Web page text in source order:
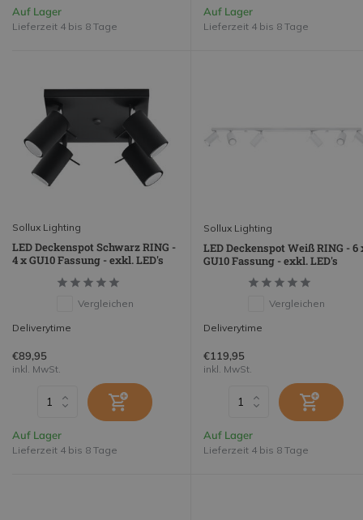
Auf Lager
Lieferzeit 4 bis 8 Tage
Auf Lager
Lieferzeit 4 bis 8 Tage
Sollux Lighting
LED Deckenspot Schwarz RING -
4 x GU10 Fassung - exkl. LED's
Vergleichen
Deliverytime
€89,95
inkl. MwSt.
Auf Lager
Lieferzeit 4 bis 8 Tage
Sollux Lighting
LED Deckenspot Weiß RING - 6
GU10 Fassung - exkl. LED's
Vergleichen
Deliverytime
€119,95
inkl. MwSt.
Auf Lager
Lieferzeit 4 bis 8 Tage